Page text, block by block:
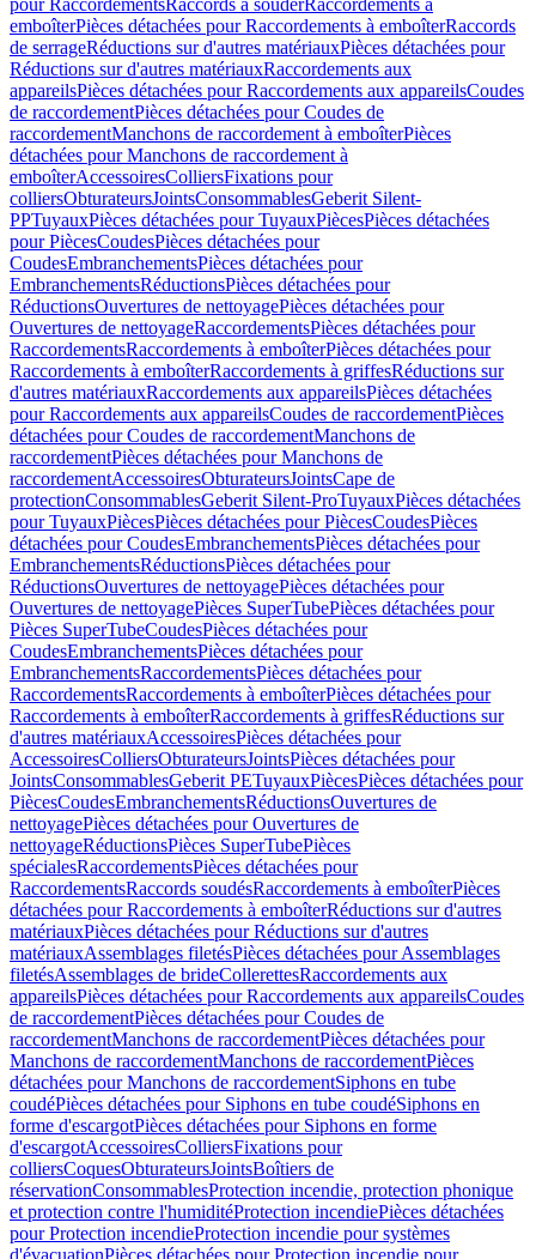
pour RaccordementsRaccords à souderRaccordements à
emboîterPièces détachées pour Raccordements à emboîterRaccords
de serrageRéductions sur d'autres matériauxPièces détachées pour
Réductions sur d'autres matériauxRaccordements aux
appareilsPièces détachées pour Raccordements aux appareilsCoudes
de raccordementPièces détachées pour Coudes de
raccordementManchons de raccordement à emboîterPièces
détachées pour Manchons de raccordement à
emboîterAccessoiresColliersFixations pour
colliersObturateursJointsConsommablesGeberit Silent-
PPTuyauxPièces détachées pour TuyauxPiècesPièces détachées
pour PiècesCoudesPièces détachées pour
CoudesEmbranchementsPièces détachées pour
EmbranchementsRéductionsPièces détachées pour
RéductionsOuvertures de nettoyagePièces détachées pour
Ouvertures de nettoyageRaccordementsPièces détachées pour
RaccordementsRaccordements à emboîterPièces détachées pour
Raccordements à emboîterRaccordements à griffesRéductions sur
d'autres matériauxRaccordements aux appareilsPièces détachées
pour Raccordements aux appareilsCoudes de raccordementPièces
détachées pour Coudes de raccordementManchons de
raccordementPièces détachées pour Manchons de
raccordementAccessoiresObturateursJointsCape de
protectionConsommablesGeberit Silent-ProTuyauxPièces détachées
pour TuyauxPiècesPièces détachées pour PiècesCoudesPièces
détachées pour CoudesEmbranchementsPièces détachées pour
EmbranchementsRéductionsPièces détachées pour
RéductionsOuvertures de nettoyagePièces détachées pour
Ouvertures de nettoyagePièces SuperTubePièces détachées pour
Pièces SuperTubeCoudesPièces détachées pour
CoudesEmbranchementsPièces détachées pour
EmbranchementsRaccordementsPièces détachées pour
RaccordementsRaccordements à emboîterPièces détachées pour
Raccordements à emboîterRaccordements à griffesRéductions sur
d'autres matériauxAccessoiresPièces détachées pour
AccessoiresColliersObturateursJointsPièces détachées pour
JointsConsommablesGeberit PETuyauxPiècesPièces détachées pour
PiècesCoudesEmbranchementsRéductionsOuvertures de
nettoyagePièces détachées pour Ouvertures de
nettoyageRéductionsPièces SuperTubePièces
spécialesRaccordementsPièces détachées pour
RaccordementsRaccords soudésRaccordements à emboîterPièces
détachées pour Raccordements à emboîterRéductions sur d'autres
matériauxPièces détachées pour Réductions sur d'autres
matériauxAssemblages filetésPièces détachées pour Assemblages
filetésAssemblages de brideCollerettesRaccordements aux
appareilsPièces détachées pour Raccordements aux appareilsCoudes
de raccordementPièces détachées pour Coudes de
raccordementManchons de raccordementPièces détachées pour
Manchons de raccordementManchons de raccordementPièces
détachées pour Manchons de raccordementSiphons en tube
coudéPièces détachées pour Siphons en tube coudéSiphons en
forme d'escargotPièces détachées pour Siphons en forme
d'escargotAccessoiresColliersFixations pour
colliersCoquesObturateursJointsBoîtiers de
réservationConsommablesProtection incendie, protection phonique
et protection contre l'humiditéProtection incendiePièces détachées
pour Protection incendieProtection incendie pour systèmes
d'évacuationPièces détachées pour Protection incendie pour